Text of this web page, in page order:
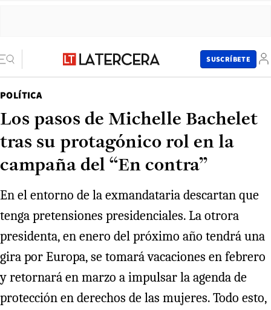
SUSCRÍBETE
POLÍTICA
Los pasos de Michelle Bachelet
tras su protagónico rol en la
campaña del “En contra”
En el entorno de la exmandataria descartan que
tenga pretensiones presidenciales. La otrora
presidenta, en enero del próximo año tendrá una
gira por Europa, se tomará vacaciones en febrero
y retornará en marzo a impulsar la agenda de
protección en derechos de las mujeres. Todo esto,